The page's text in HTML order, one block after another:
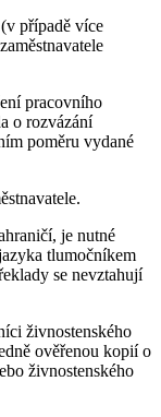
případě více
pracovního
o rozvázání
poměru vydané
je nutné
tlumočníkem
se nevztahují
živnostenského
ověřenou kopií o
živnostenského